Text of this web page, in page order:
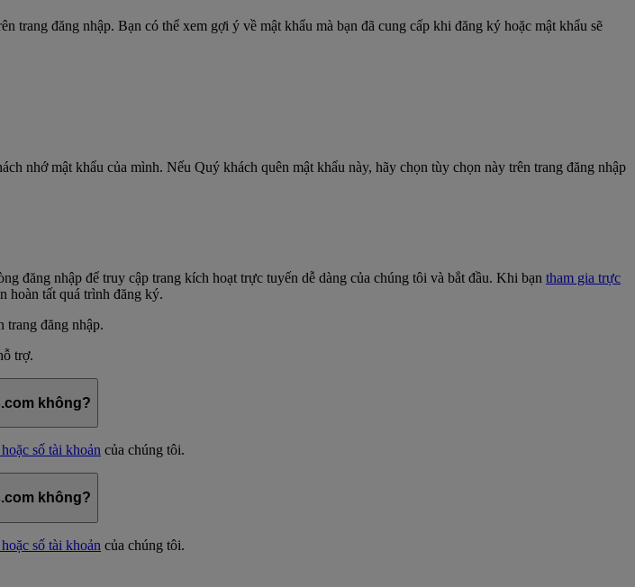
trang đăng nhập. Bạn có thể xem gợi ý về mật khẩu mà bạn đã cung cấp khi đăng ký hoặc mật khẩu sẽ
nhớ mật khẩu của mình. Nếu Quý khách quên mật khẩu này, hãy chọn tùy chọn này trên trang đăng nhập
đăng nhập để truy cập trang kích hoạt trực tuyến dễ dàng của chúng tôi và bắt đầu. Khi bạn tham gia trực
hoàn tất quá trình đăng ký.
trang đăng nhập.
trợ.
không?
số tài khoản của chúng tôi.
không?
số tài khoản của chúng tôi.